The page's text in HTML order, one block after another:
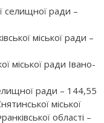
селищної ради –
міської ради –
міської ради Івано-
ради – 144,55
міської
області –